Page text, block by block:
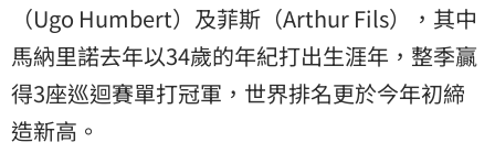
（Ugo Humbert）及菲斯（Arthur Fils），其中
馬納里諾去年以34歲的年紀打出生涯年，整季贏
得3座巡迴賽單打冠軍，世界排名更於今年初締
造新高。